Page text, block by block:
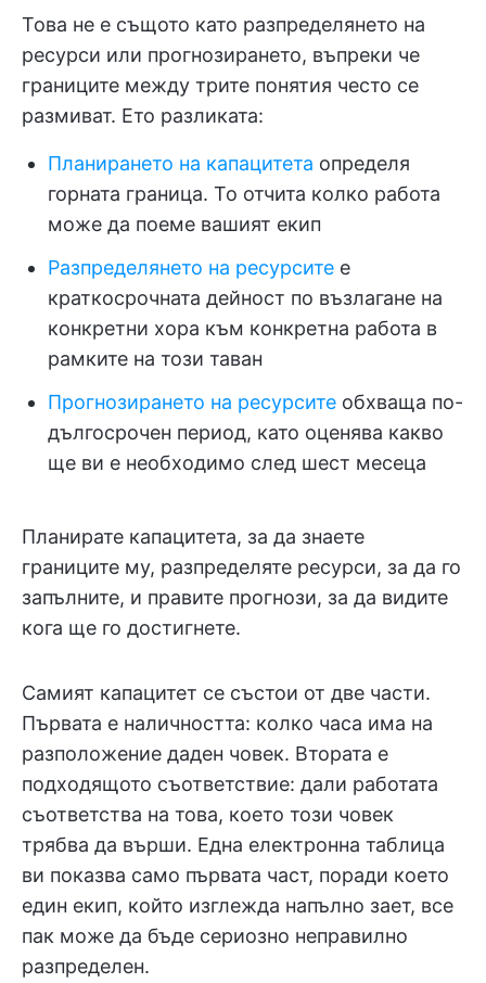
Това не е същото като разпределянето на
ресурси или прогнозирането, въпреки че
границите между трите понятия често се
размиват. Ето разликата:
Планирането на капацитета определя
горната граница. То отчита колко работа
може да поеме вашият екип
Разпределянето на ресурсите е
краткосрочната дейност по възлагане на
конкретни хора към конкретна работа в
рамките на този таван
Прогнозирането на ресурсите обхваща по-
дългосрочен период, като оценява какво
ще ви е необходимо след шест месеца
Планирате капацитета, за да знаете
границите му, разпределяте ресурси, за да го
запълните, и правите прогнози, за да видите
кога ще го достигнете.
Самият капацитет се състои от две части.
Първата е наличността: колко часа има на
разположение даден човек. Втората е
подходящото съответствие: дали работата
съответства на това, което този човек
трябва да върши. Една електронна таблица
ви показва само първата част, поради което
един екип, който изглежда напълно зает, все
пак може да бъде сериозно неправилно
разпределен.